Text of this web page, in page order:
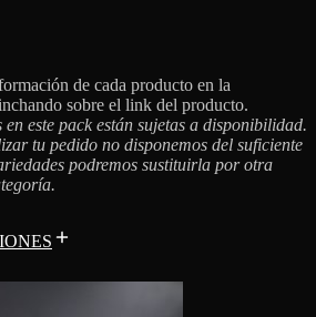
de cada producto en la
sobre el link del producto.
este pack están sujetas a disponibilidad.
tu pedido no disponemos del suficiente
podremos sustituirla por otra